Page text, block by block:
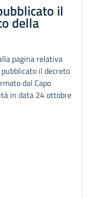
il
della
pagina relativa
il decreto
dal Capo
in data 24 ottobre